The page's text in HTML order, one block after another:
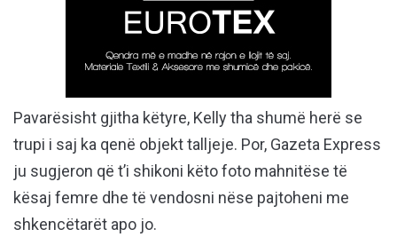
Pavarësisht gjitha këtyre, Kelly tha shumë herë se
trupi i saj ka qenë objekt talljeje. Por, Gazeta Express
ju sugjeron që t’i shikoni këto foto mahnitëse të
kësaj femre dhe të vendosni nëse pajtoheni me
shkencëtarët apo jo.